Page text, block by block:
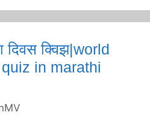
दिवस क्विझ|world
in marathi